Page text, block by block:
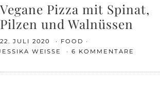
Vegane Pizza mit Spinat,
Pilzen und Walnüssen
22. JULI 2020
FOOD
WEISSE
6 KOMMENTARE